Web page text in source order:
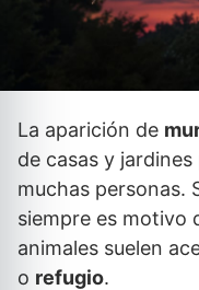
La aparición de
de casas y
muchas personas.
siempre es motivo
animales suelen
o refugio.